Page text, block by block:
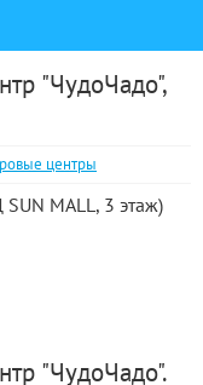
"ЧудоЧадо",
центры
SUN MALL, 3 этаж)
"ЧудоЧадо".